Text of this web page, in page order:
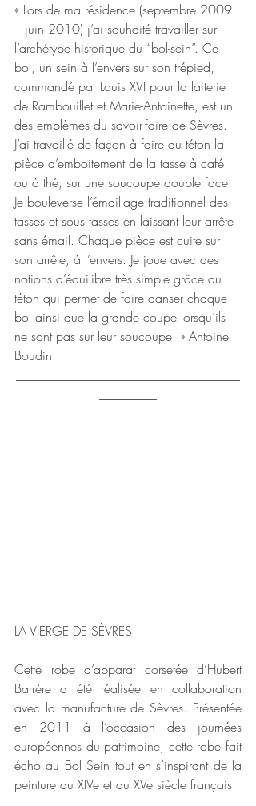
« Lors de ma résidence (septembre 2009
– juin 2010) j’ai souhaité travailler sur
l’archétype historique du “bol-sein”. Ce
bol, un sein à l’envers sur son trépied,
commandé par Louis XVI pour la laiterie
de Rambouillet et Marie-Antoinette, est un
des emblèmes du savoir-faire de Sèvres.
J’ai travaillé de façon à faire du téton la
pièce d’emboitement de la tasse à café
ou à thé, sur une soucoupe double face.
Je bouleverse l’émaillage traditionnel des
tasses et sous tasses en laissant leur arrête
sans émail. Chaque pièce est cuite sur
son arrête, à l’envers. Je joue avec des
notions d’équilibre très simple grâce au
téton qui permet de faire danser chaque
bol ainsi que la grande coupe lorsqu’ils
ne sont pas sur leur soucoupe. » Antoine
Boudin
LA VIERGE DE SÈVRES
Cette robe d’apparat corsetée d’Hubert
Barrère a été réalisée en collaboration
avec la manufacture de Sèvres. Présentée
en 2011 à l’occasion des journées
européennes du patrimoine, cette robe fait
écho au Bol Sein tout en s’inspirant de la
peinture du XIVe et du XVe siècle français.